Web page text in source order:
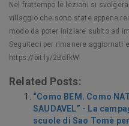
Nel frattempo le lezioni si
villaggio che sono state appena
modo da poter iniziare subito ad
Seguiteci per rimanere aggiornati
https://bit.ly/2BdfkW
Related Posts:
“Como BEM. Como
SAUDAVEL” - La
scuole di Sao Tomè